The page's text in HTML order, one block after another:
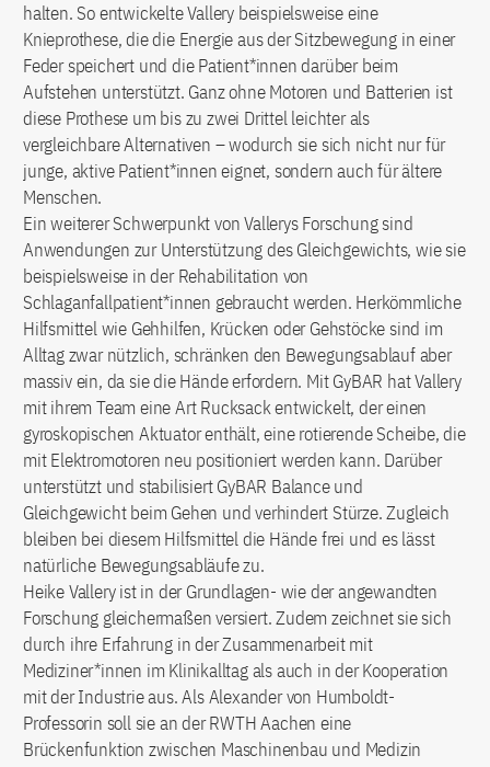
halten. So entwickelte Vallery beispielsweise eine
Knieprothese, die die Energie aus der Sitzbewegung in einer
Feder speichert und die Patient*innen darüber beim
Aufstehen unterstützt. Ganz ohne Motoren und Batterien ist
diese Prothese um bis zu zwei Drittel leichter als
vergleichbare Alternativen – wodurch sie sich nicht nur für
junge, aktive Patient*innen eignet, sondern auch für ältere
Menschen.
Ein weiterer Schwerpunkt von Vallerys Forschung sind
Anwendungen zur Unterstützung des Gleichgewichts, wie sie
beispielsweise in der Rehabilitation von
Schlaganfallpatient*innen gebraucht werden. Herkömmliche
Hilfsmittel wie Gehhilfen, Krücken oder Gehstöcke sind im
Alltag zwar nützlich, schränken den Bewegungsablauf aber
massiv ein, da sie die Hände erfordern. Mit GyBAR hat Vallery
mit ihrem Team eine Art Rucksack entwickelt, der einen
gyroskopischen Aktuator enthält, eine rotierende Scheibe, die
mit Elektromotoren neu positioniert werden kann. Darüber
unterstützt und stabilisiert GyBAR Balance und
Gleichgewicht beim Gehen und verhindert Stürze. Zugleich
bleiben bei diesem Hilfsmittel die Hände frei und es lässt
natürliche Bewegungsabläufe zu.
Heike Vallery ist in der Grundlagen- wie der angewandten
Forschung gleichermaßen versiert. Zudem zeichnet sie sich
durch ihre Erfahrung in der Zusammenarbeit mit
Mediziner*innen im Klinikalltag als auch in der Kooperation
mit der Industrie aus. Als Alexander von Humboldt-
Professorin soll sie an der RWTH Aachen eine
Brückenfunktion zwischen Maschinenbau und Medizin